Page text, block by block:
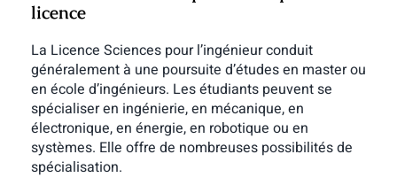
licence
La Licence Sciences pour l’ingénieur conduit
généralement à une poursuite d’études en master ou
en école d’ingénieurs. Les étudiants peuvent se
spécialiser en ingénierie, en mécanique, en
électronique, en énergie, en robotique ou en
systèmes. Elle offre de nombreuses possibilités de
spécialisation.